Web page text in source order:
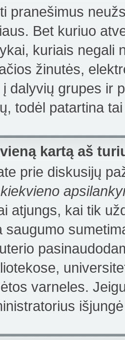
pranešimus
Bet kuriuo
kuriais negali
žinutės,
dalyvių grupes ir
todėl patartina
kartą aš
prie diskusijų
atjungs, kai tik
saugumo
varneles.